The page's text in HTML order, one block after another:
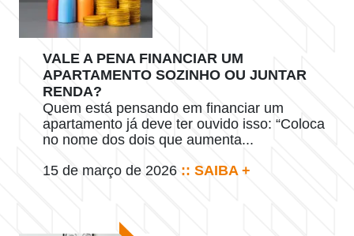
VALE A PENA FINANCIAR UM
APARTAMENTO SOZINHO OU JUNTAR
RENDA?
Quem está pensando em financiar um
apartamento já deve ter ouvido isso: “Coloca
no nome dos dois que aumenta...
15 de março de 2026 :: SAIBA +